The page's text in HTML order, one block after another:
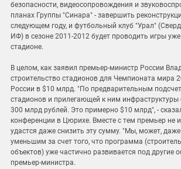
безопасности, видеосопровождения и
планах Группы "Синара" - завершить
следующем году, и футбольный клуб "Урал"
ИФ) в сезоне 2011-2012 будет проводить игры
стадионе.
В целом, как заявил премьер-министр России
строительство стадионов для Чемпионата мира
России в $10 млрд. "По предварительным
стадионов и прилегающей к ним инфраструктуры
300 млрд рублей. Это примерно $10 млрд", -
конференции в Цюрихе. Вместе с тем премьер не
удастся даже снизить эту сумму. "Мы, может,
уменьшим за счет того, что программа
объектов) уже частично развивается под другие
премьер-министра.